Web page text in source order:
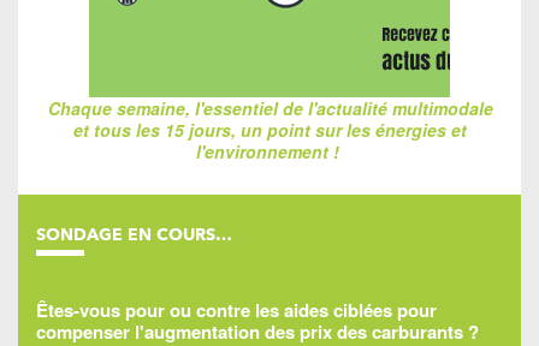
Chaque semaine, l'essentiel de l'actualité multimodale
et tous les 15 jours, un point sur les énergies et
l'environnement !
SONDAGE EN COURS…
Êtes-vous pour ou contre les aides ciblées pour
compenser l'augmentation des prix des carburants ?